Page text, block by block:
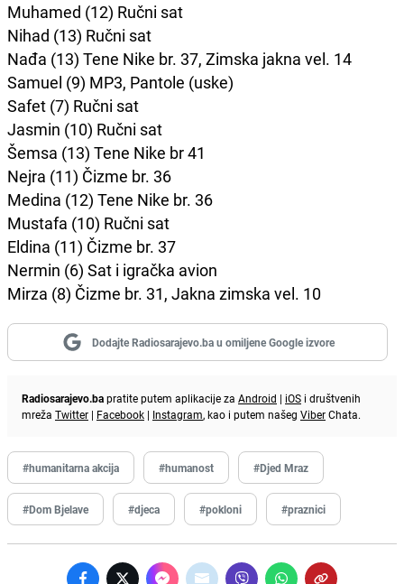
Muhamed (12) Ručni sat
Nihad (13) Ručni sat
Nađa (13) Tene Nike br. 37, Zimska jakna vel. 14
Samuel (9) MP3, Pantole (uske)
Safet (7) Ručni sat
Jasmin (10) Ručni sat
Šemsa (13) Tene Nike br 41
Nejra (11) Čizme br. 36
Medina (12) Tene Nike br. 36
Mustafa (10) Ručni sat
Eldina (11) Čizme br. 37
Nermin (6) Sat i igračka avion
Mirza (8) Čizme br. 31, Jakna zimska vel. 10
Dodajte Radiosarajevo.ba u omiljene Google izvore
Radiosarajevo.bapratite putem aplikacije za Android | iOS i društvenih
mreža Twitter | Facebook | Instagram, kao i putem našeg ViberChata.
#humanitarna akcija #humanost #Djed Mraz
#Dom Bjelave #djeca #pokloni #praznici